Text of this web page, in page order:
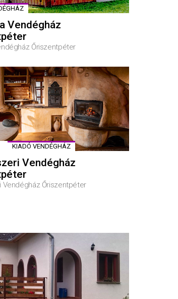
Vendégház
Őriszentpéter
KIADÓ VENDÉGHÁZ
Vendégház
Vendégház Őriszentpéter